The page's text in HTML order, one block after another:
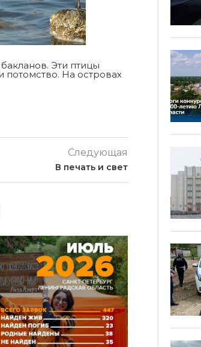
Эти птицы
На островах
Следующая
В печать и свет